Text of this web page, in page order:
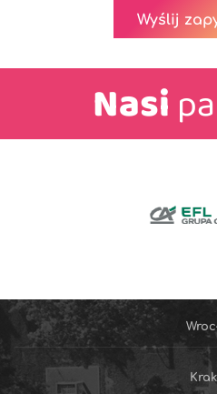
Wyślij
Nasi